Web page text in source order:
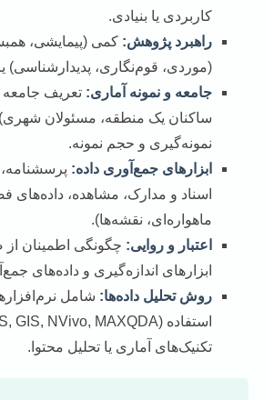
کاربردی یا بنیادی.
راهبرد پژوهش: کمی (پیمایشی،
(موردی، قوم‌نگاری، پدیدارشناسی)
جامعه و نمونه آماری: تعریف
ساکنان یک منطقه، مسئولان
نمونه‌گیری و حجم نمونه.
ابزارهای جمع‌آوری داده:
اسناد و مدارک، مشاهده، داده‌های
ماهواره‌ای، نقشه‌ها).
اعتبار و روایی: چگونگی اطمینان
ابزارهای اندازه‌گیری و داده‌های
روش تحلیل داده‌ها: شامل
تکنیک‌های آماری یا تحلیل محتوا.